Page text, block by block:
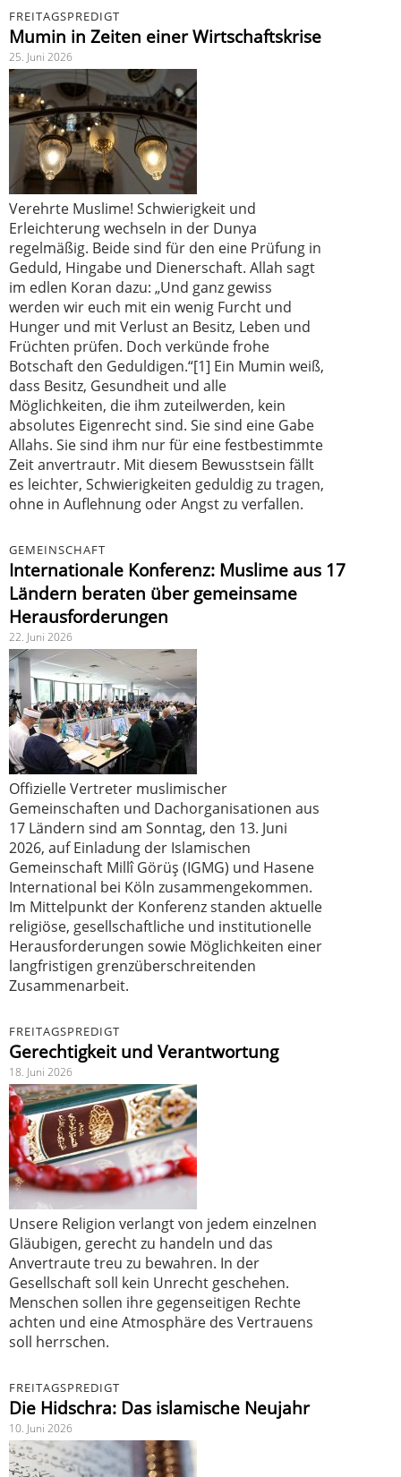
FREITAGSPREDIGT
Mumin in Zeiten einer Wirtschaftskrise
25. Juni 2026
Verehrte Muslime! Schwierigkeit und
Erleichterung wechseln in der Dunya
regelmäßig. Beide sind für den eine Prüfung in
Geduld, Hingabe und Dienerschaft. Allah sagt
im edlen Koran dazu: „Und ganz gewiss
werden wir euch mit ein wenig Furcht und
Hunger und mit Verlust an Besitz, Leben und
Früchten prüfen. Doch verkünde frohe
Botschaft den Geduldigen.“[1] Ein Mumin weiß,
dass Besitz, Gesundheit und alle
Möglichkeiten, die ihm zuteilwerden, kein
absolutes Eigenrecht sind. Sie sind eine Gabe
Allahs. Sie sind ihm nur für eine festbestimmte
Zeit anvertrautr. Mit diesem Bewusstsein fällt
es leichter, Schwierigkeiten geduldig zu tragen,
ohne in Auflehnung oder Angst zu verfallen.
GEMEINSCHAFT
Internationale Konferenz: Muslime aus 17
Ländern beraten über gemeinsame
Herausforderungen
22. Juni 2026
Offizielle Vertreter muslimischer
Gemeinschaften und Dachorganisationen aus
17 Ländern sind am Sonntag, den 13. Juni
2026, auf Einladung der Islamischen
Gemeinschaft Millî Görüş (IGMG) und Hasene
International bei Köln zusammengekommen.
Im Mittelpunkt der Konferenz standen aktuelle
religiöse, gesellschaftliche und institutionelle
Herausforderungen sowie Möglichkeiten einer
langfristigen grenzüberschreitenden
Zusammenarbeit.
FREITAGSPREDIGT
Gerechtigkeit und Verantwortung
18. Juni 2026
Unsere Religion verlangt von jedem einzelnen
Gläubigen, gerecht zu handeln und das
Anvertraute treu zu bewahren. In der
Gesellschaft soll kein Unrecht geschehen.
Menschen sollen ihre gegenseitigen Rechte
achten und eine Atmosphäre des Vertrauens
soll herrschen.
FREITAGSPREDIGT
Die Hidschra: Das islamische Neujahr
10. Juni 2026